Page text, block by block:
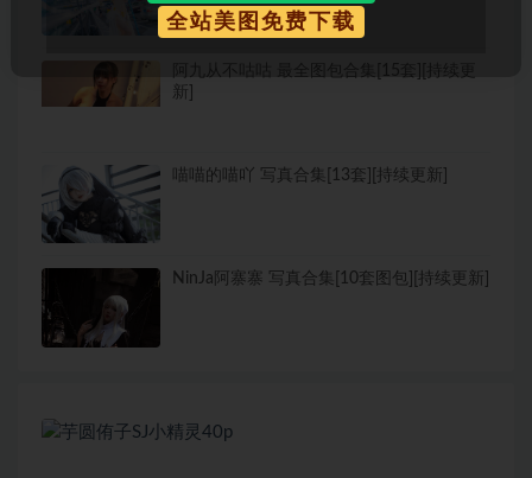
新]
喵喵的喵吖 写真合集[13套][持续更新]
NinJa阿寨寨 写真合集[10套图包][持续更新]
全站美图免费下载